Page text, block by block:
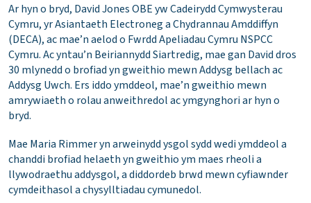
Ar hyn o bryd, David Jones OBE yw Cadeirydd Cymwysterau
Cymru, yr Asiantaeth Electroneg a Chydrannau Amddiffyn
(DECA), ac mae’n aelod o Fwrdd Apeliadau Cymru NSPCC
Cymru. Ac yntau’n Beiriannydd Siartredig, mae gan David dros
30 mlynedd o brofiad yn gweithio mewn Addysg bellach ac
Addysg Uwch. Ers iddo ymddeol, mae’n gweithio mewn
amrywiaeth o rolau anweithredol ac ymgynghori ar hyn o
bryd.
Mae Maria Rimmer yn arweinydd ysgol sydd wedi ymddeol a
chanddi brofiad helaeth yn gweithio ym maes rheoli a
llywodraethu addysgol, a diddordeb brwd mewn cyfiawnder
cymdeithasol a chysylltiadau cymunedol.